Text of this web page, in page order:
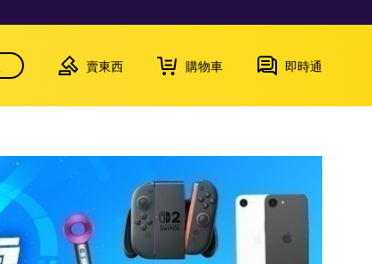
賣東西 購物車 即時通